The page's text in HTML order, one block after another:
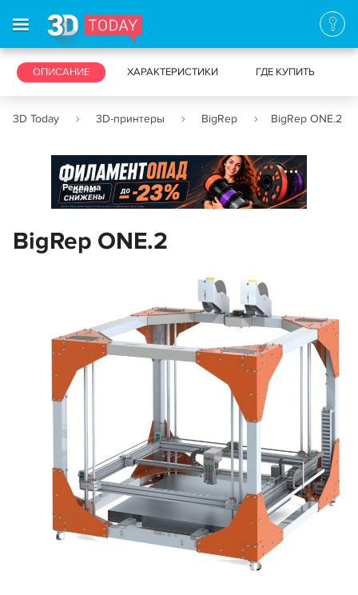
3D-ПРИНТЕРЫ 3D-СКАНЕРЫ
ОПИСАНИЕ ХАРАКТЕРИСТИКИ ГДЕ КУПИТЬ
3D Today 3D-принтеры BigRep BigRep ONE.2
Реклама
BigRep ONE.2